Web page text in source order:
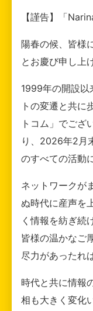
【謹告】「
陽春の候、皆様
とお慶び申し上
1999年の開設以
トの変遷と共に
トコム」でござ
り、2026年2月
のすべての活動
ネットワークが
ぬ時代に産声を
く情報を紡ぎ続
皆様の温かなご
尽力があったれ
時代と共に情報
相も大きく変化